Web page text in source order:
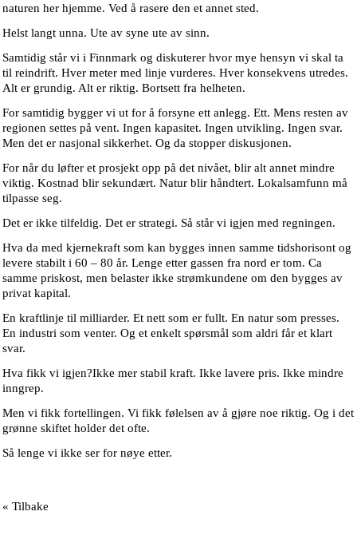
naturen her hjemme. Ved å rasere den et annet sted.
Helst langt unna. Ute av syne ute av sinn.
Samtidig står vi i Finnmark og diskuterer hvor mye hensyn vi skal ta
til reindrift. Hver meter med linje vurderes. Hver konsekvens utredes.
Alt er grundig. Alt er riktig. Bortsett fra helheten.
For samtidig bygger vi ut for å forsyne ett anlegg. Ett. Mens resten av
regionen settes på vent. Ingen kapasitet. Ingen utvikling. Ingen svar.
Men det er nasjonal sikkerhet. Og da stopper diskusjonen.
For når du løfter et prosjekt opp på det nivået, blir alt annet mindre
viktig. Kostnad blir sekundært. Natur blir håndtert. Lokalsamfunn må
tilpasse seg.
Det er ikke tilfeldig. Det er strategi. Så står vi igjen med regningen.
Hva da med kjernekraft som kan bygges innen samme tidshorisont og
levere stabilt i 60 – 80 år. Lenge etter gassen fra nord er tom. Ca
samme priskost, men belaster ikke strømkundene om den bygges av
privat kapital.
En kraftlinje til milliarder. Et nett som er fullt. En natur som presses.
En industri som venter. Og et enkelt spørsmål som aldri får et klart
svar.
Hva fikk vi igjen?Ikke mer stabil kraft. Ikke lavere pris. Ikke mindre
inngrep.
Men vi fikk fortellingen. Vi fikk følelsen av å gjøre noe riktig. Og i det
grønne skiftet holder det ofte.
Så lenge vi ikke ser for nøye etter.
« Tilbake